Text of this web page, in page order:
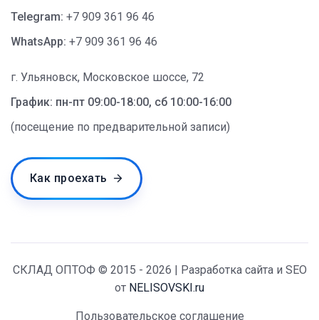
Telegram: +7 909 361 96 46
WhatsApp: +7 909 361 96 46
г. Ульяновск, Московское шоссе, 72
График: пн-пт 09:00-18:00, сб 10:00-16:00
(посещение по предварительной записи)
Как проехать
СКЛАД ОПТОФ © 2015 - 2026 | Разработка сайта и SEO
от NELISOVSKI.ru
Пользовательское соглашение